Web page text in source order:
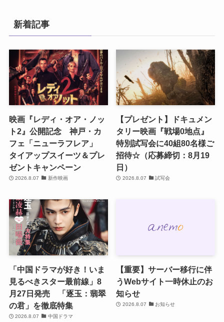
新着記事
映画『レディ・オア・ノッ
ト2』公開記念 神戸・カ
フェ「ニューラフレア」
タイアップスイーツ＆プレ
ゼントキャンペーン
2026.8.07 新作映画
【プレゼント】ドキュメン
タリー映画『戦場0地点』
特別試写会に40組80名様ご
招待☆（応募締切：8月19
日）
2026.8.07 試写会
「中国ドラマが好き！いま
見るべきスター最前線」8
月27日発売 「逐玉：翡翠
の君」を徹底特集
2026.8.07 中国ドラマ
【重要】サーバー移行に伴
うWebサイト一時休止のお
知らせ
2026.8.07 お知らせ